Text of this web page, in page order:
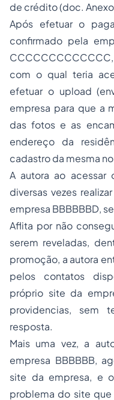
de crédito (doc.
Após efetuar o
confirmado pela
com o qual teria
efetuar o upload
empresa para que a
das fotos e as
endereço da
cadastro da mesma
A autora ao
diversas vezes
empresa BBBBBBD,
Aflita por não
serem reveladas,
promoção, a autora
pelos contatos
próprio site da
providencias, sem
resposta.
Mais uma vez, a
empresa BBBBBB,
site da empresa, e
problema do site